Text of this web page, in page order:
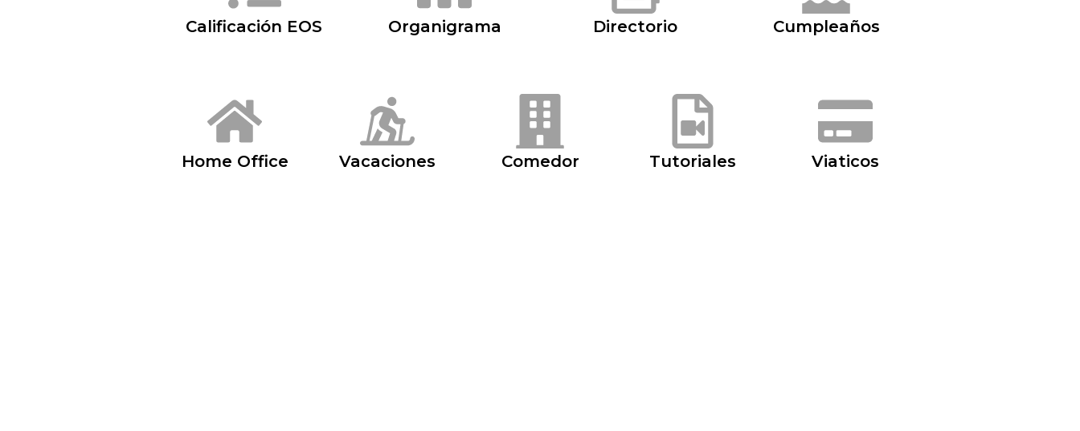
Calificación EOS Organigrama Directorio Cumpleaños
Home Office Vacaciones Comedor Tutoriales Viaticos